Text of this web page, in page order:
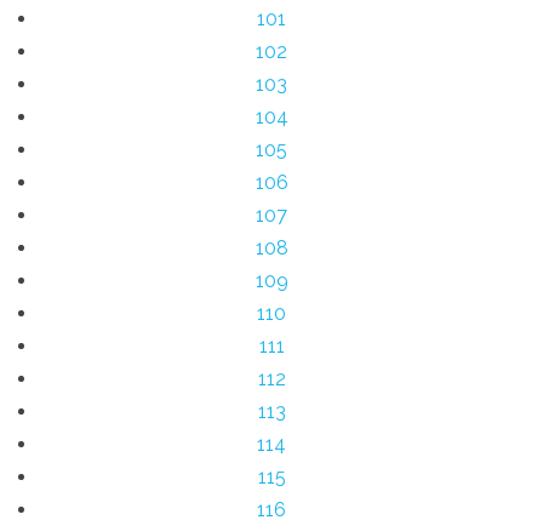
101
102
103
104
105
106
107
108
109
110
111
112
113
114
115
116